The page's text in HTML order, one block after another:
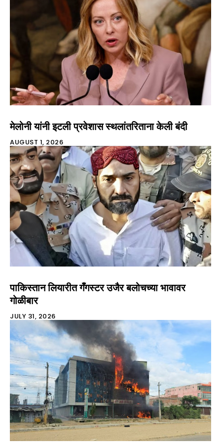
मेलोनी यांनी इटली प्रवेशास स्थलांतरिताना केली बंदी
AUGUST 1, 2026
पाकिस्तान लियारीत गँगस्टर उजैर बलोचच्या भावावर
गोळीबार
JULY 31, 2026